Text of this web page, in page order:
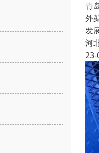
青
外
发
河
23-